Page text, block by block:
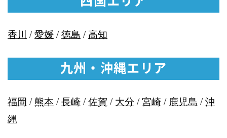
香川 /愛媛/徳島 /高知
九州・沖縄エリア
福岡 /熊本 /長崎/佐賀 /大分 /宮崎/ 鹿児島 /沖
縄